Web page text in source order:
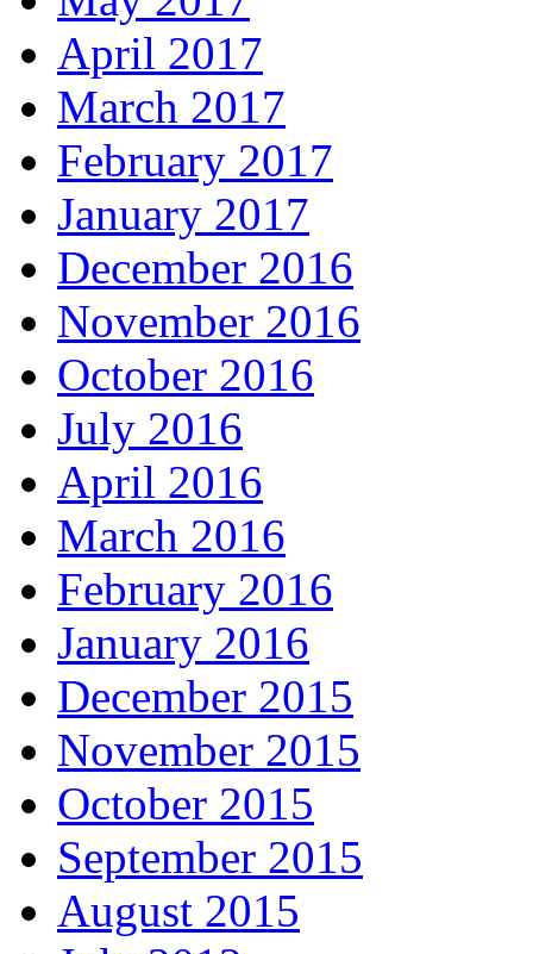
April 2017
March 2017
February 2017
January 2017
December 2016
November 2016
October 2016
July 2016
April 2016
March 2016
February 2016
January 2016
December 2015
November 2015
October 2015
September 2015
August 2015